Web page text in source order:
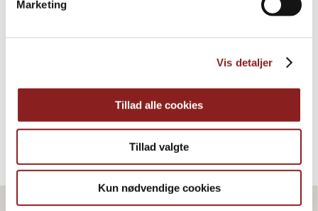
Marketing
Vis detaljer
Tillad alle cookies
Tillad valgte
Kun nødvendige cookies
Remoulade
DRESSING, SAUCER & SUPPER